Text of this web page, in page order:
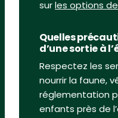
surles options
Quelles
d’une sortie à
Respectez les
nourrir la faune,
réglementation
enfants près de